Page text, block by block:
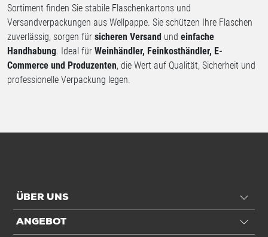
Sortiment finden Sie stabile Flaschenkartons und
Versandverpackungen aus Wellpappe. Sie schützen Ihre Flaschen
zuverlässig, sorgen für sicheren Versand und einfache
Handhabung. Ideal für Weinhändler, Feinkosthändler, E-
Commerce und Produzenten, die Wert auf Qualität, Sicherheit und
professionelle Verpackung legen.
ÜBER UNS
ANGEBOT